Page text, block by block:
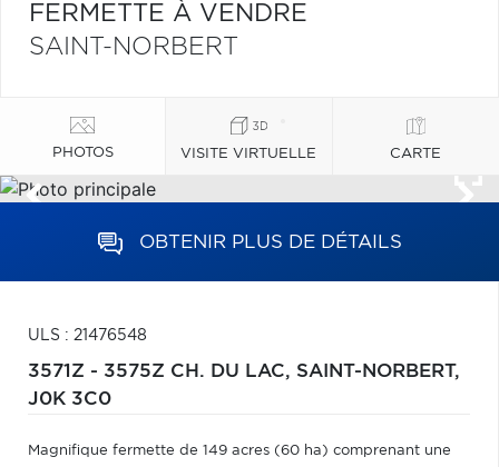
FERMETTE À VENDRE
SAINT-NORBERT
PHOTOS VISITE VIRTUELLE CARTE
OBTENIR PLUS DE DÉTAILS
ULS : 21476548
3571Z - 3575Z CH. DU LAC, SAINT-NORBERT,
J0K 3C0
Magnifique fermette de 149 acres (60 ha) comprenant une